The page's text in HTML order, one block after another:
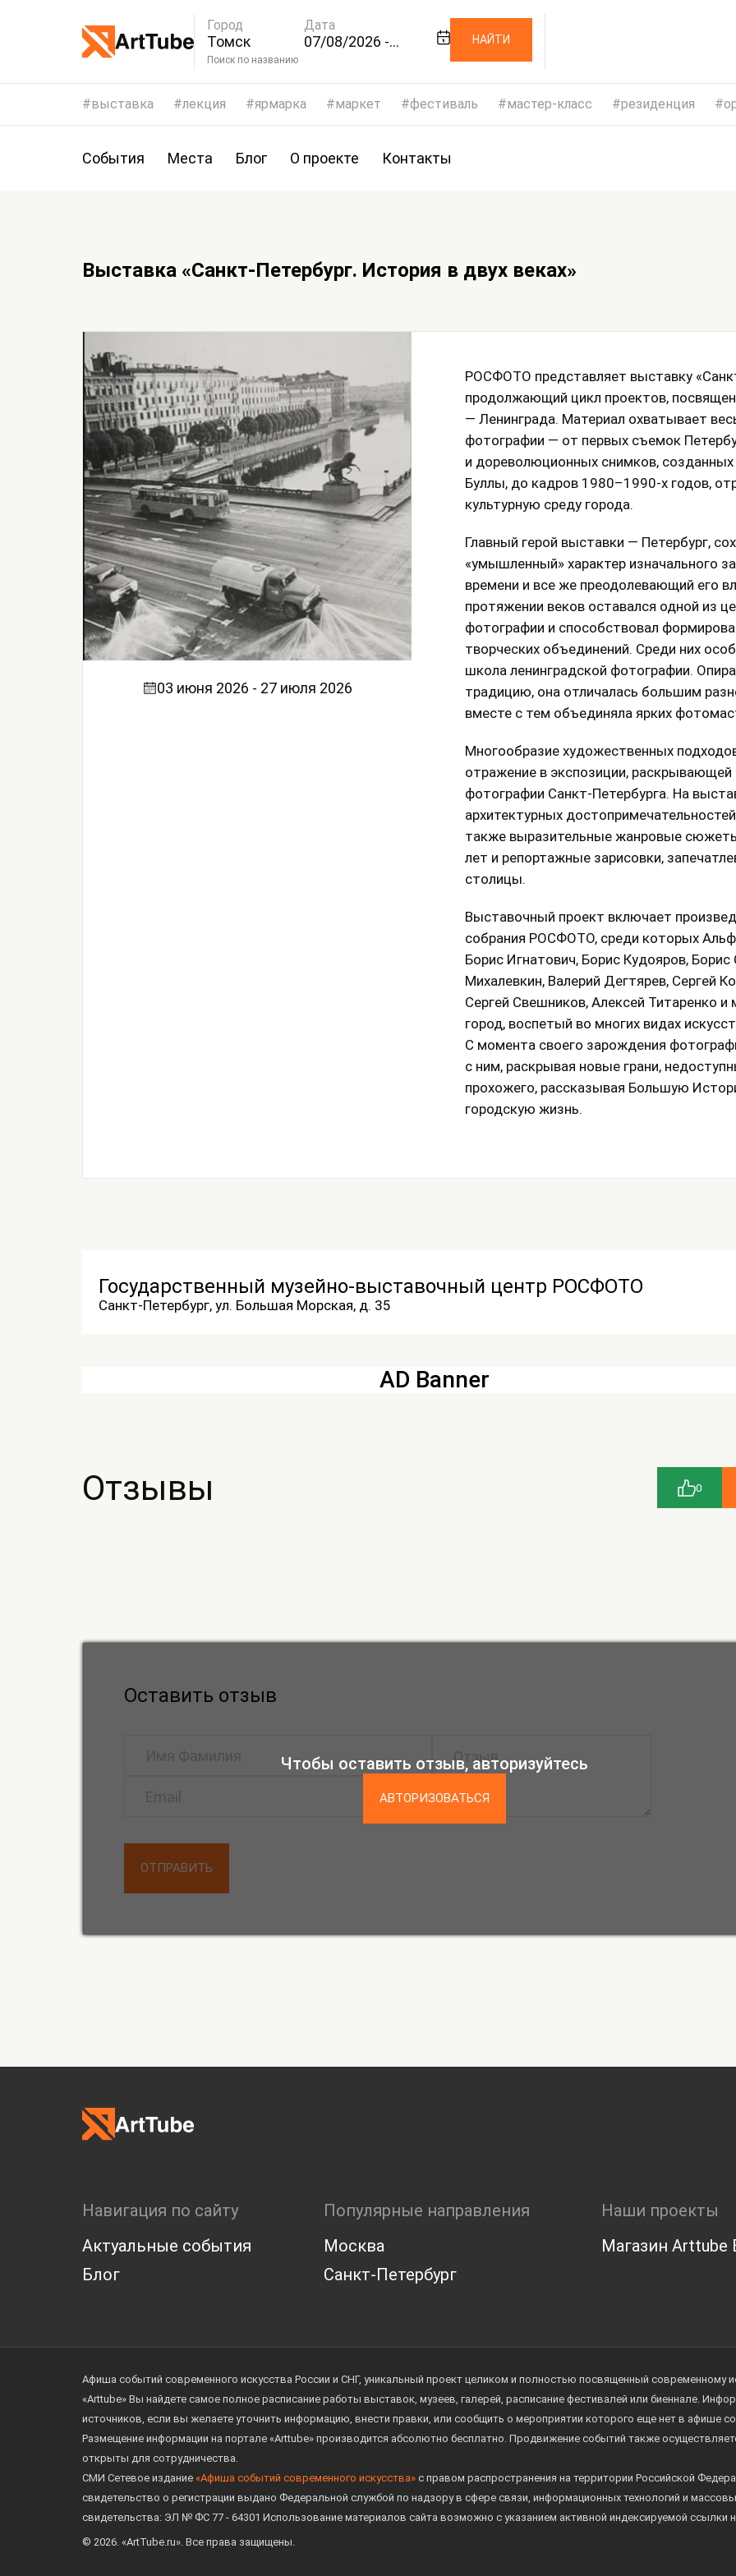
Город
Томск
Дата
07/08/2026 -
Поиск по названию
НАЙТИ
выставка лекция ярмарка маркет фестиваль мастер-класс резиденция
События Места Блог О проекте Контакты
Выставка «Санкт-Петербург. История в двух веках»
03 июня 2026 - 27 июля 2026
РОСФОТО представляет выставку
продолжающий цикл проектов,
— Ленинграда. Материал охватывает
фотографии — от первых съемок
и дореволюционных снимков,
Буллы, до кадров 1980–1990-х годов,
культурную среду города.
Главный герой выставки — Петербург,
«умышленный» характер изначального
времени и все же преодолевающий его
протяжении веков оставался одной из
фотографии и способствовал
творческих объединений. Среди них
школа ленинградской фотографии.
традицию, она отличалась большим
вместе с тем объединяла ярких
Многообразие художественных
отражение в экспозиции,
фотографии Санкт-Петербурга. На
архитектурных
также выразительные жанровые
лет и репортажные зарисовки,
столицы.
Выставочный проект включает
собрания РОСФОТО, среди которых
Борис Игнатович, Борис Кудояров,
Михалевкин, Валерий Дегтярев, Сергей
Сергей Свешников, Алексей Титаренко и
город, воспетый во многих видах
С момента своего зарождения
с ним, раскрывая новые грани,
прохожего, рассказывая Большую
городскую жизнь.
Государственный музейно-выставочный центр РОСФОТО
Санкт-Петербург, ул. Большая Морская, д. 35
AD Banner
Отзывы 0
Чтобы оставить отзыв, авторизуйтесь
АВТОРИЗОВАТЬСЯ
Оставить отзыв
ОТПРАВИТЬ
Навигация по сайту
Актуальные события
Блог
Популярные направления
Москва
Санкт-Петербург
Наши проекты
Магазин Arttube
Афиша событий современного искусства России и СНГ, уникальный проект целиком и полностью посвященный современному
«Arttube» Вы найдете самое полное расписание работы выставок, музеев, галерей, расписание фестивалей или биеннале.
источников, если вы желаете уточнить информацию, внести правки, или сообщить о мероприятии которого еще нет в афише
Размещение информации на портале «Arttube» производится абсолютно бесплатно. Продвижение событий также
открыты для сотрудничества.
СМИ Сетевое издание «Афиша событий современного искусства» с правом распространения на территории Российской
свидетельство о регистрации выдано Федеральной службой по надзору в сфере связи, информационных технологий и
свидетельства: ЭЛ № ФС 77 - 64301 Использование материалов сайта возможно с указанием активной индексируемой ссылки
© 2026. «ArtTube.ru». Все права защищены.